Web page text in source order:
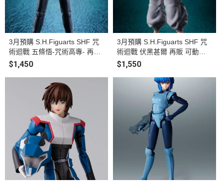
3月預購 S.H.Figuarts SHF 咒
術迴戰 五條悟-咒術高專- 再販
可動完成品
$1,450
3月預購 S.H.Figuarts SHF 咒
術迴戰 伏黑甚爾 再販 可動完
成品
$1,550